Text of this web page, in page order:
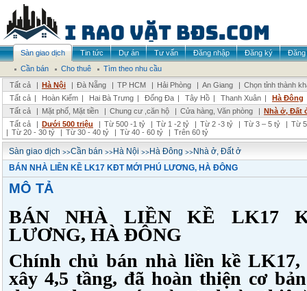
Sàn giao dịch Tin tức Dự án Tư vấn Đăng nhập Đăng ký
Đăng
Cần bán
Cho thuê
Tìm theo nhu cầu
Tất cả
| Hà Nội | Đà Nẵng | TP HCM | Hải Phòng | An Giang | Chọn tỉnh thành
Tất cả | Hoàn Kiếm | Hai Bà Trưng | Đống Đa | Tây Hồ | Thanh Xuân |
Hà Đông
Tất cả
| Mặt phố, Mặt tiền | Chung cư ,căn hộ | Cửa hàng, Văn phòng | Nhà ở, Đất
Tất cả
| Dưới 500 triệu | Từ 500 -1 tỷ | Từ 1 -2 tỷ | Từ 2 -3 tỷ | Từ 3 – 5 tỷ | Từ
| Từ 20 - 30 tỷ | Từ 30 - 40 tỷ | Từ 40 - 60 tỷ | Trên 60 tỷ
Sàn giao dịch >>Cần bán >>Hà Nội >>Hà Đông >>Nhà ở, Đất ở
BÁN NHÀ LIỀN KỀ LK17 KĐT MỚI PHÚ LƯƠNG, HÀ ĐÔNG
MÔ TẢ
BÁN NHÀ LIỀN KỀ LK17
LƯƠNG, HÀ ĐÔNG
Chính chủ bán nhà liền kề LK17,
xây 4,5 tầng, đã hoàn thiện cơ